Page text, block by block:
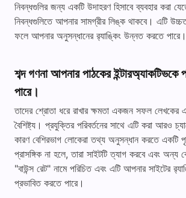
নিবন্ধগুলির জন্য একটি উদাহরণ হিসাবে ব্যবহার করা
নিবন্ধগুলিতে আপনার সামগ্রীর লিঙ্ক থাকবে। এটি
ফলে আপনার অনুসন্ধানের র‌্যাঙ্কিং উন্নত করতে পারে।
শব্দ গণনা আপনার পাঠকের ইন্টারঅ্যাকটিভকে
পারে।
তাদের শ্রোতা ধরে রাখার ক্ষমতা একজন সফল লেখকের
বৈশিষ্ট্য। প্রযুক্তির পরিবর্তনের সাথে এটি করা আরও
কারণ বেশিরভাগ লোকেরা তথ্য অনুসন্ধান করতে একটি
প্রাসঙ্গিক না হলে, তারা সাইটটি ত্যাগ করবে এবং অন্য
"বাউন্স রেট" নামে পরিচিত এবং এটি আপনার সাইটের
প্রভাবিত করতে পারে।